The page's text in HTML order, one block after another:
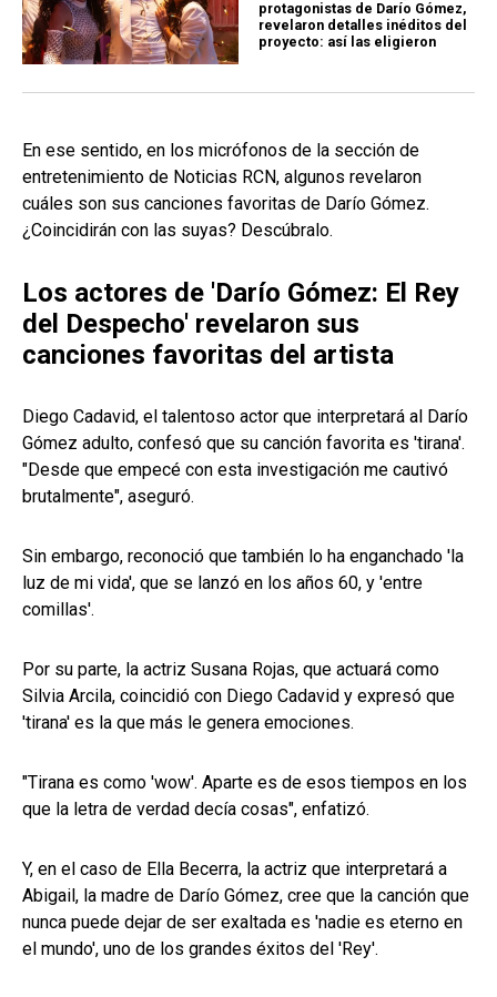
protagonistas de Darío Gómez,
revelaron detalles inéditos del
proyecto: así las eligieron
En ese sentido, en los micrófonos de la sección de
entretenimiento de Noticias RCN, algunos revelaron
cuáles son sus canciones favoritas de Darío Gómez.
¿Coincidirán con las suyas? Descúbralo.
Los actores de 'Darío Gómez: El Rey
del Despecho' revelaron sus
canciones favoritas del artista
Diego Cadavid, el talentoso actor que interpretará al Darío
Gómez adulto, confesó que su canción favorita es 'tirana'.
"Desde que empecé con esta investigación me cautivó
brutalmente", aseguró.
Sin embargo, reconoció que también lo ha enganchado 'la
luz de mi vida', que se lanzó en los años 60, y 'entre
comillas'.
Por su parte, la actriz Susana Rojas, que actuará como
Silvia Arcila, coincidió con Diego Cadavid y expresó que
'tirana' es la que más le genera emociones.
"Tirana es como 'wow'. Aparte es de esos tiempos en los
que la letra de verdad decía cosas", enfatizó.
Y, en el caso de Ella Becerra, la actriz que interpretará a
Abigail, la madre de Darío Gómez, cree que la canción que
nunca puede dejar de ser exaltada es 'nadie es eterno en
el mundo', uno de los grandes éxitos del 'Rey'.